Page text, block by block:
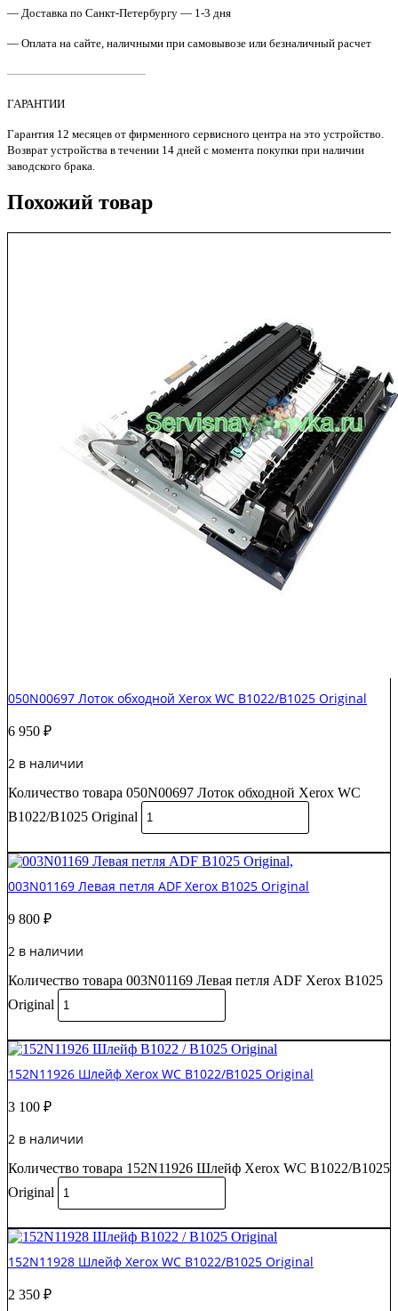
— Доставка по Санкт-Петербургу — 1-3 дня
— Оплата на сайте, наличными при самовывозе или безналичный расчет
————————————
ГАРАНТИИ
Гарантия 12 месяцев от фирменного сервисного центра на это устройство.
Возврат устройства в течении 14 дней с момента покупки при наличии
заводского брака.
Похожий товар
050N00697 Лоток обходной Xerox WC B1022/B1025 Original
6 950 ₽
2 в наличии
Количество товара 050N00697 Лоток обходной Xerox WC
B1022/B1025 Original
003N01169 Левая петля ADF Xerox B1025 Original
9 800 ₽
2 в наличии
Количество товара 003N01169 Левая петля ADF Xerox B1025
Original
152N11926 Шлейф Xerox WC B1022/B1025 Original
3 100 ₽
2 в наличии
Количество товара 152N11926 Шлейф Xerox WC B1022/B1025
Original
152N11928 Шлейф Xerox WC B1022/B1025 Original
2 350 ₽